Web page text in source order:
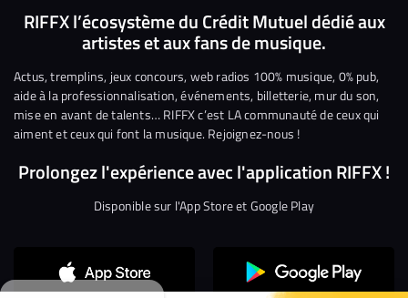
Continuer sans accepter
nous
Facebook
nous
sur
Twitter
rejoindre
sur
Instagram
rejoindre
sur
YouTube
rejoindre
sur
Linkedin
RIFFX l’écosystème du Crédit Mutuel dédié aux
artistes et aux fans de musique.
Actus, tremplins, jeux concours, web radios 100% musique, 0% pub,
aide à la professionnalisation, événements, billetterie, mur du son,
mise en avant de talents… RIFFX c’est LA communauté de ceux qui
aiment et ceux qui font la musique. Rejoignez-nous !
Prolongez l'expérience avec l'application RIFFX !
Disponible sur l'App Store et Google Play